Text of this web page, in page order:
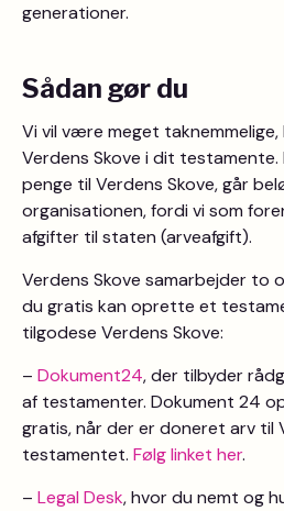
generationer.
Sådan gør du
Vi vil være meget
Verdens Skove i dit
penge til Verdens Skove, går
organisationen, fordi vi som
afgifter til staten (arveafgift).
Verdens Skove samarbejder to
du gratis kan oprette et
tilgodese Verdens Skove:
– Dokument24, der tilbyder
af testamenter. Dokument 24
gratis, når der er doneret arv til
testamentet. Følg linket her.
– Legal Desk, hvor du nemt og